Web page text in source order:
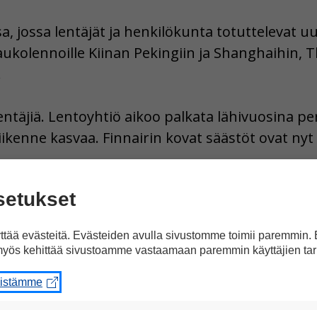
jossa lentäjät ja henkilökunta totuttelevat
Kiinan Pekingiin ja Shanghaihin,
Lentoyhtiö aikoo palkata lähivuosina
kasvaa. Finnairin kovat säästöt ovat
Facebookissa
evästeitä. Evästeiden avulla sivustomme toimii paremmin.
kehittää sivustoamme vastaamaan paremmin käyttäjien